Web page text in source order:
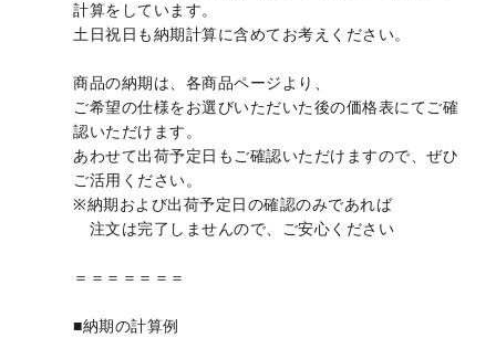
計算をしています。
土日祝日も納期計算に含めてお考えください。
商品の納期は、各商品ページより、
ご希望の仕様をお選びいただいた後の価格表にてご確
認いただけます。
あわせて出荷予定日もご確認いただけますので、ぜひ
ご活用ください。
※納期および出荷予定日の確認のみであれば
注文は完了しませんので、ご安心ください
＝＝＝＝＝＝＝
■納期の計算例